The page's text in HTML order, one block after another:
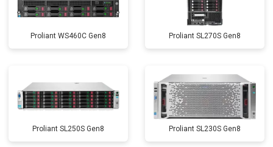
Proliant WS460C Gen8 Proliant SL270S Gen8
Proliant SL250S Gen8 Proliant SL230S Gen8